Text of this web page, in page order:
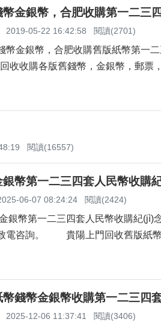
金銀幣，合肥收購第一二
2019-05-22 16:42:58 閱讀(2701)
銀幣，合肥收購舊版紙幣第一
版舊錢幣，金銀幣，郵票，紀
閱讀(16557)
幣第一二三四套人民幣收購
06-07 08:24:24 閱讀(2424)
幣第一二三四套人民幣收購紀(jì)
電咨詢。 貴陽上門回收舊版紙幣
錢幣金銀幣收購第一二三四
2025-12-06 11:37:41 閱讀(3406)